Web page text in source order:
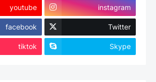
youtube instagram
facebook Twitter
tiktok Skype